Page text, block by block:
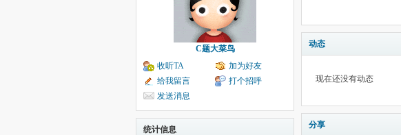
C题大菜鸟
收听TA
加为好友
给我留言
打个招呼
发送消息
统计信息
动态
现在还没有动态
分享